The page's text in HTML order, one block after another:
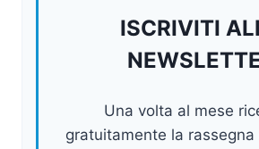
ISCRIVITI
Una volta al mese
gratuitamente la rassegna